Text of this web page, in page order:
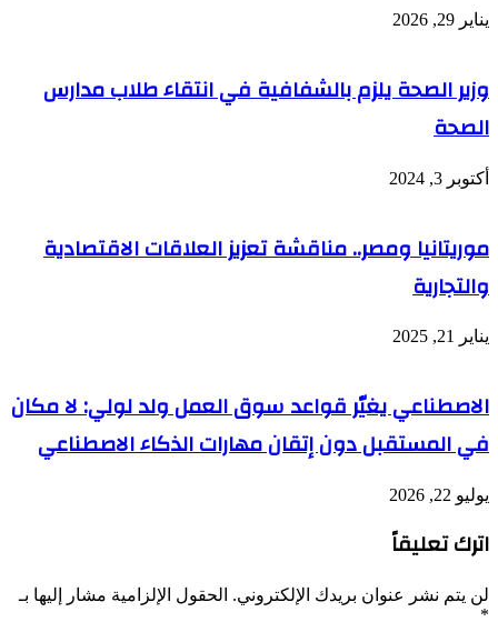
يناير 29, 2026
وزير الصحة يلزم بالشفافية في انتقاء طلاب مدارس
الصحة
أكتوبر 3, 2024
موريتانيا ومصر.. مناقشة تعزيز العلاقات الاقتصادية
والتجارية
يناير 21, 2025
الاصطناعي يغيّر قواعد سوق العمل ولد لولي: لا مكان
في المستقبل دون إتقان مهارات الذكاء الاصطناعي
يوليو 22, 2026
اترك تعليقاً
لن يتم نشر عنوان بريدك الإلكتروني. الحقول الإلزامية مشار إليها بـ
*